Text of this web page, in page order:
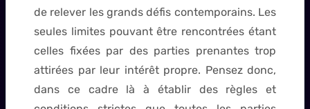
de relever les grands défis contemporains. Les
seules limites pouvant être rencontrées étant
celles fixées par des parties prenantes trop
attirées par leur intérêt propre. Pensez donc,
dans ce cadre là à établir des règles et